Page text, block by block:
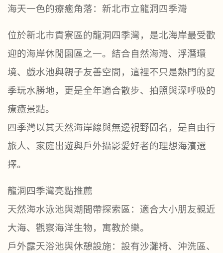
海天一色的療癒角落：新北市立龍洞四季灣
位於新北市貢寮區的龍洞四季灣，是北海岸最受歡
迎的海岸休閒園區之一。結合自然海灣、浮潛環
境、戲水池與親子友善空間，這裡不只是熱門的夏
季玩水勝地，更是全年適合散步、拍照與深呼吸的
療癒景點。
四季灣以其天然海岸線與無邊視野聞名，是自由行
旅人、家庭出遊與戶外攝影愛好者的理想海濱選
擇。
龍洞四季灣亮點推薦
天然海水泳池與潮間帶探索區：適合大小朋友親近
大海、觀察海洋生物，寓教於樂。
戶外露天浴池與休憩設施：設有沙灘椅、沖洗區、